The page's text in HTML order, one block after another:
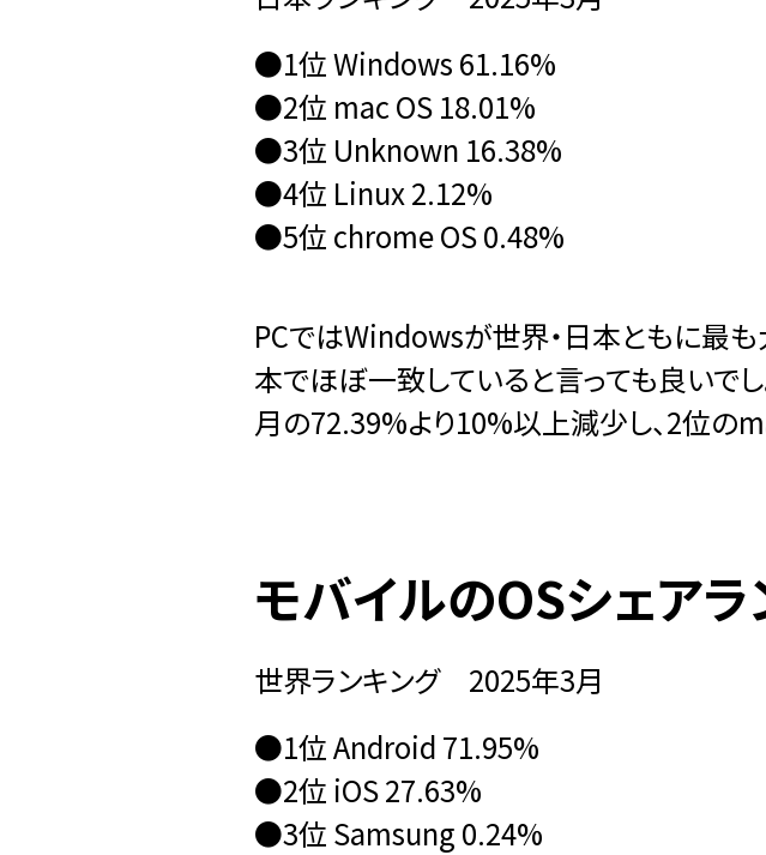
●1位 Windows 61.16%
●2位 mac OS 18.01%
●3位 Unknown 16.38%
●4位 Linux 2.12%
●5位 chrome OS 0.48%
PCではWindowsが世界・日本ともに最
本でほぼ一致していると言っても良いで
月の72.39%より10%以上減少し、2位の
モバイルのOSシェアラ
世界ランキング 2025年3月
●1位 Android 71.95%
●2位 iOS 27.63%
●3位 Samsung 0.24%